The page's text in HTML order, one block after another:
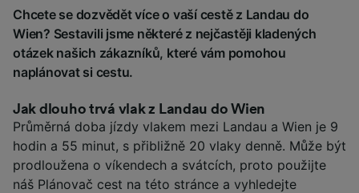
Chcete se dozvědět více o vaší cestě z Landau do
Wien? Sestavili jsme některé z nejčastěji kladených
otázek našich zákazníků, které vám pomohou
naplánovat si cestu.
Jak dlouho trvá vlak z Landau do Wien
Průměrná doba jízdy vlakem mezi Landau a Wien je 9
hodin a 55 minut, s přibližně 20 vlaky denně. Může být
prodloužena o víkendech a svátcích, proto použijte
náš Plánovač cest na této stránce a vyhledejte